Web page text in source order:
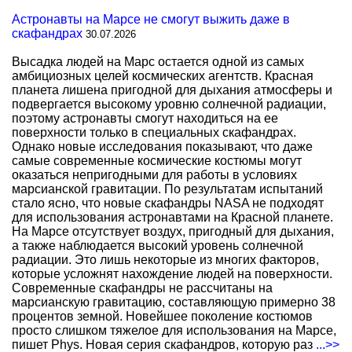
Астронавты на Марсе не смогут выжить даже в
скафандрах 30.07.2026
Высадка людей на Марс остается одной из самых
амбициозных целей космических агентств. Красная
планета лишена пригодной для дыхания атмосферы и
подвергается высокому уровню солнечной радиации,
поэтому астронавты смогут находиться на ее
поверхности только в специальных скафандрах.
Однако новые исследования показывают, что даже
самые современные космические костюмы могут
оказаться непригодными для работы в условиях
марсианской гравитации. По результатам испытаний
стало ясно, что новые скафандры NASA не подходят
для использования астронавтами на Красной планете.
На Марсе отсутствует воздух, пригодный для дыхания,
а также наблюдается высокий уровень солнечной
радиации. Это лишь некоторые из многих факторов,
которые усложнят нахождение людей на поверхности.
Современные скафандры не рассчитаны на
марсианскую гравитацию, составляющую примерно 38
процентов земной. Новейшее поколение костюмов
просто слишком тяжелое для использования на Марсе,
пишет Phys. Новая серия скафандров, которую раз ...>>